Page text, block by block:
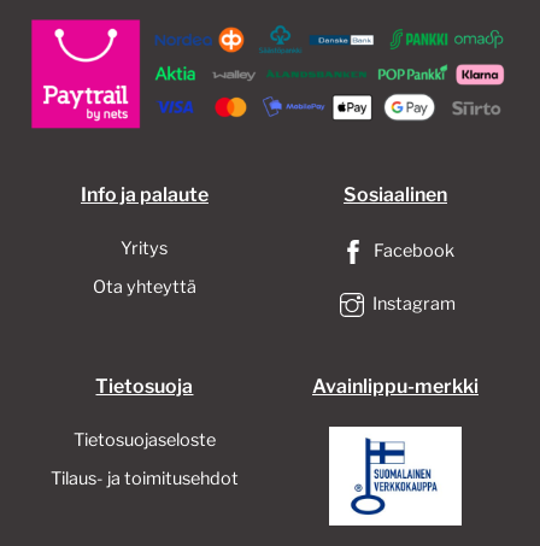
valinnat
tuotteen
sivulla.
Info ja palaute
Yritys
Ota yhteyttä
Sosiaalinen
Facebook
Instagram
Tietosuoja
Tietosuojaseloste
Tilaus- ja toimitusehdot
Avainlippu-merkki